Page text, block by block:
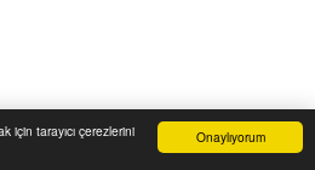
Onaylıyorum
için tarayıcı çerezlerini
Sipariş Takibi İletişim